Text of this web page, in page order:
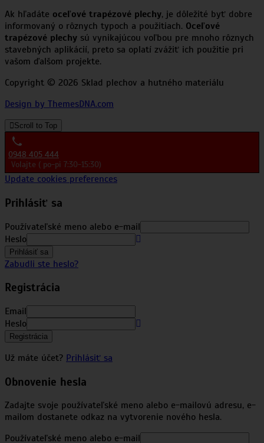
Ak hľadáte oceľové trapézové plechy, je dôležité byť dobre
informovaný o rôznych typoch a použitiach. Oceľové
trapézové plechy sú vynikajúcou voľbou pre mnoho rôznych
stavebných aplikácií, preto sa oplatí zvážiť ich použitie pri
vašom ďalšom projekte.
Copyright © 2026 Sklad plechov a hutného materiálu
Design by ThemesDNA.com
Scroll to Top
0948 405 444
Volajte ( po-pi 7:30-15:30)
Update cookies preferences
Prihlásiť sa
Používateľské meno alebo e-mail
Heslo
Prihlásiť sa
Zabudli ste heslo?
Registrácia
Email
Heslo
Registrácia
Už máte účet? Prihlásiť sa
Obnovenie hesla
Zadajte svoje používateľské meno alebo e-mailovú adresu, e-
mailom dostanete odkaz na vytvorenie nového hesla.
Používateľské meno alebo e-mail